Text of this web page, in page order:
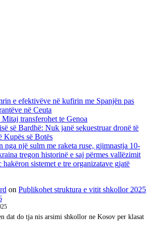
e efektivëve në kufirin me Spanjën pas
në Ceuta
transferohet te Genoa
së Bardhë: Nuk janë sekuestruar dronë të
Kupës së Botës
nga një sulm me raketa ruse, gjimnastja 10-
tregon historinë e saj përmes vallëzimit
sistemet e tre organizatave gjatë
on Publikohet struktura e vitit shkollor 2025
dat do tja nis arsimi shkollor ne Kosov per klasat